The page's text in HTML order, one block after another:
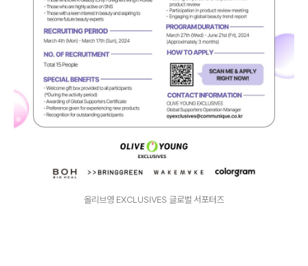
올리브영 EXCLUSIVES 글로벌 서포터즈